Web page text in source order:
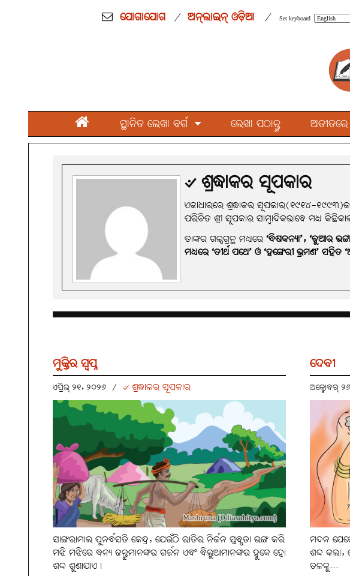
ଯୋଗାଯୋଗ / ଅନ୍‌ଲାଇନ୍ ଓଡ଼ିଆ / Set keyboard
ସ୍ଥାନିତ ଲେଖା ବର୍ଗ ଲେଖା ପଠାନ୍ତୁ ଅତୀତରେ
୰ ଶ୍ରଦ୍ଧାକର ସୂପକାର
ଏକାଧାରରେ ଶ୍ରଦ୍ଧାକର ସୂପକାର(୧୯୧୪-
ପରିଚିତ ଶ୍ରୀ ସୂପକାର ସାମ୍ବାଦିକଭାବେ ମଧ୍ୟ
ତାଙ୍କର ଗଳ୍ପଗ୍ରନ୍ଥ ମଧ୍ୟରେ‘ବିଷକନ୍ୟା’, ‘ଜୁଆର
ମଧ୍ୟରେ ‘ତୀର୍ଥ ପଥେ’ ଓ ‘ହଙ୍ଗେରୀ ଭ୍ରମଣ’ ସହିତ
ମୁକ୍ତିର ସ୍ୱପ୍ନ
ଏପ୍ରିଲ୍ ୨୧, ୨୦୨୬ / ୰ ଶ୍ରଦ୍ଧାକର ସୂପକାର
ସାଙ୍ଗରାମାଲ ପୁନର୍ବସତି କେନ୍ଦ୍ର, ଯେଉଁଠି ରାତିର ନିର୍ଜନ ସ୍ତବ୍ଧତା ଭଙ୍ଗ କରି
ମଝି ମଝିରେ ବନ୍ୟ ଜନ୍ତୁମାନଙ୍କର ଗର୍ଜନ ଏବଂ ବିଲୁଆମାନଙ୍କର ହୁକେ ହୋ
ଶବ୍ଦ ଶୁଣାଯାଏ।
ଦେବୀ
ଅକ୍ଟୋବର୍
ମଦନ
ଶବ୍ଦ
ତଳକୁ...